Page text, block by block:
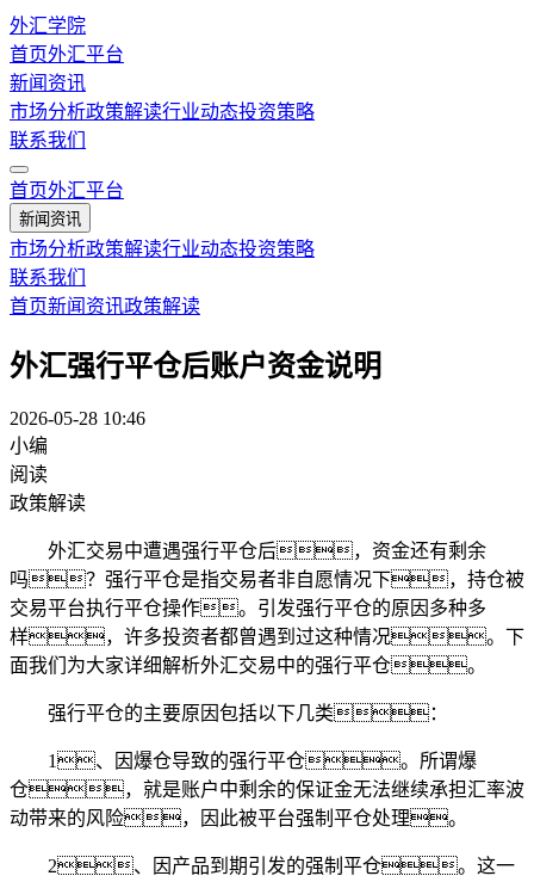
外汇学院
首页外汇平台
新闻资讯
市场分析政策解读行业动态投资策略
联系我们
首页外汇平台
新闻资讯
市场分析政策解读行业动态投资策略
联系我们
首页新闻资讯政策解读
外汇强行平仓后账户资金说明
2026-05-28 10:46
小编
阅读
政策解读
外汇交易中遭遇强行平仓后，资金还有剩余
吗？强行平仓是指交易者非自愿情况下，持仓被
交易平台执行平仓操作。引发强行平仓的原因多种多
样，许多投资者都曾遇到过这种情况。下
面我们为大家详细解析外汇交易中的强行平仓。
强行平仓的主要原因包括以下几类：
1、因爆仓导致的强行平仓。所谓爆
仓，就是账户中剩余的保证金无法继续承担汇率波
动带来的风险，因此被平台强制平仓处理。
2、因产品到期引发的强制平仓。这一